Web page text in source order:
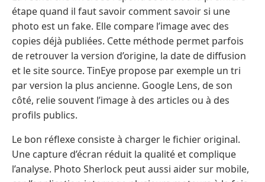
étape quand il faut savoir comment savoir si une
photo est un fake. Elle compare l’image avec des
copies déjà publiées. Cette méthode permet parfois
de retrouver la version d’origine, la date de diffusion
et le site source. TinEye propose par exemple un tri
par version la plus ancienne. Google Lens, de son
côté, relie souvent l’image à des articles ou à des
profils publics.
Le bon réflexe consiste à charger le fichier original.
Une capture d’écran réduit la qualité et complique
l’analyse. Photo Sherlock peut aussi aider sur mobile,